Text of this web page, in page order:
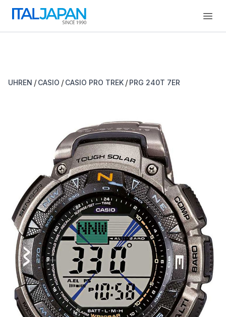
UHREN / CASIO / CASIO PRO TREK / PRG 240T 7ER